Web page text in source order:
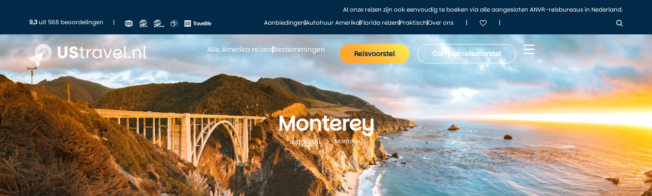
Al onze reizen zijn ook eenvoudig te boeken via alle aangesloten ANVR-reisbureaus in Nederland.
9,3uit 568 beoordelingen | AanbiedingenAutohuur AmerikaFlorida reizenPraktischOver ons | |
Alle Amerika reizen Bestemmingen Reisvoorstel Camper reisvoorstel
Monterey
ustravel.nl Monterey